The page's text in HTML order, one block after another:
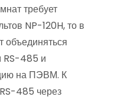
требует
NP-120H, то в
объединяться
485 и
на ПЭВМ. К
485 через